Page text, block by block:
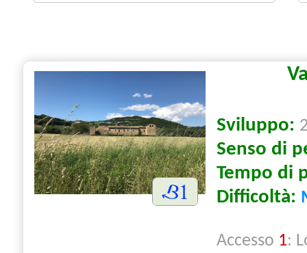
Sviluppo:
Senso di
Tempo di
Difficoltà:
Accesso 1: